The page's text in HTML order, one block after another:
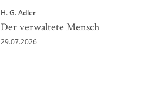
H. G. Adler
Der verwaltete Mensch
29.07.2026